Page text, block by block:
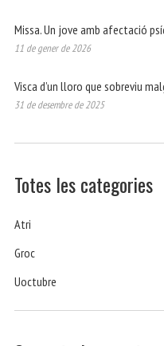
Missa. Un jove amb afectació
11 de gener de 2026
Visca d’un lloro que sobreviu
31 de desembre de 2025
Totes les categories
Atri
Groc
Uoctubre